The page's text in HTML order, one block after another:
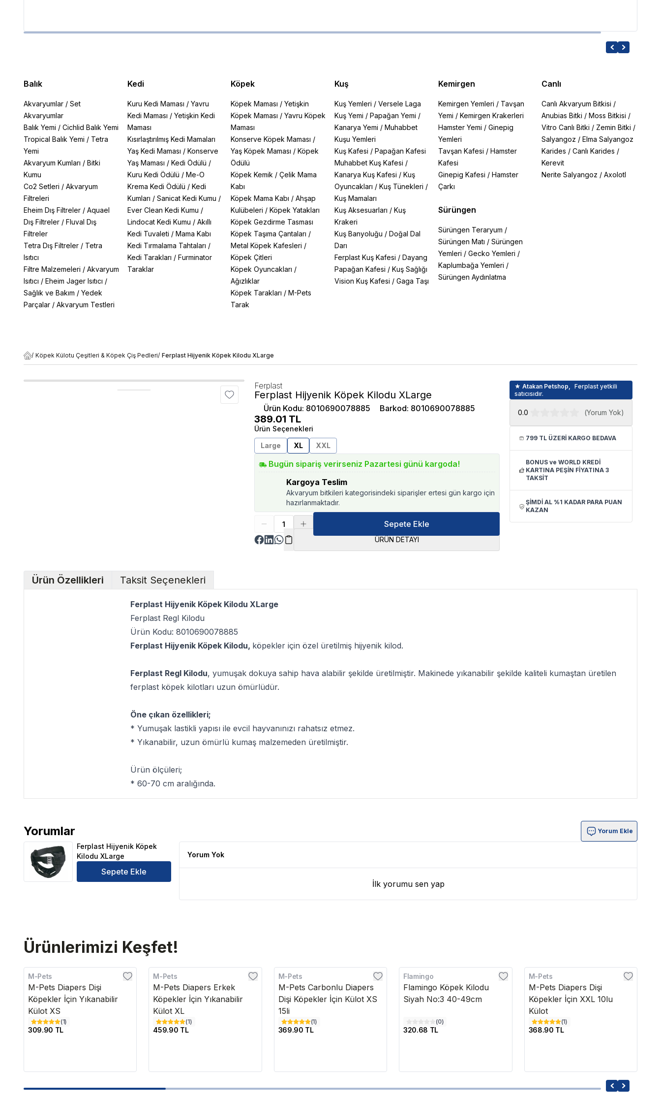
Balık
Akvaryumlar / Set
Akvaryumlar
Balık Yemi / Cichlid Balık Yemi
Tropical Balık Yemi / Tetra
Yemi
Akvaryum Kumları / Bitki
Kumu
Co2 Setleri / Akvaryum
Filtreleri
Eheim Dış Filtreler / Aquael
Dış Filtreler / Fluval Dış
Filtreler
Tetra Dış Filtreler / Tetra
Isıtıcı
Filtre Malzemeleri / Akvaryum
Isıtıcı / Eheim Jager Isıtıcı /
Sağlık ve Bakım / Yedek
Parçalar / Akvaryum Testleri
Kedi
Kuru Kedi Maması / Yavru
Kedi Maması / Yetişkin Kedi
Maması
Kısırlaştırılmış Kedi Mamaları
Yaş Kedi Maması / Konserve
Yaş Maması / Kedi Ödülü /
Kuru Kedi Ödülü / Me-O
Krema Kedi Ödülü / Kedi
Kumları / Sanicat Kedi Kumu /
Ever Clean Kedi Kumu /
Lindocat Kedi Kumu / Akıllı
Kedi Tuvaleti / Mama Kabı
Kedi Tırmalama Tahtaları /
Kedi Tarakları / Furminator
Taraklar
Köpek
Köpek Maması /Yetişkin
Köpek Maması /Yavru Köpek
Maması
Konserve Köpek Maması /
Yaş Köpek Maması /Köpek
Ödülü
Köpek Kemik /Çelik Mama
Kabı
Köpek Mama Kabı /Ahşap
Kulübeleri /Köpek Yatakları
Köpek Gezdirme Tasması
Köpek Taşıma Çantaları /
Metal Köpek Kafesleri /
Köpek Çitleri
Köpek Oyuncakları /
Ağızlıklar
Köpek Tarakları /M-Pets
Tarak
Kuş
Kuş Yemleri / Versele Laga
Kuş Yemi / Papağan Yemi /
Kanarya Yemi / Muhabbet
Kuşu Yemleri
Kuş Kafesi / Papağan Kafesi
Muhabbet Kuş Kafesi /
Kanarya Kuş Kafesi / Kuş
Oyuncakları / Kuş Tünekleri /
Kuş Mamaları
Kuş Aksesuarları / Kuş
Krakeri
Kuş Banyoluğu / Doğal Dal
Darı
Ferplast Kuş Kafesi / Dayang
Papağan Kafesi / Kuş Sağlığı
Vision Kuş Kafesi / Gaga Taşı
Kemirgen
Kemirgen Yemleri / Tavşan
Yemi / Kemirgen Krakerleri
Hamster Yemi / Ginepig
Yemleri
Tavşan Kafesi / Hamster
Kafesi
Ginepig Kafesi / Hamster
Çarkı
Sürüngen
Sürüngen Teraryum /
Sürüngen Matı / Sürüngen
Yemleri / Gecko Yemleri /
Kaplumbağa Yemleri /
Sürüngen Aydınlatma
Canlı
Canlı Akvaryum Bitkisi /
Anubias Bitki /Moss Bitkisi /
Vitro Canlı Bitki / Zemin Bitki /
Salyangoz /Elma Salyangoz
Karides /Canlı Karides /
Kerevit
Nerite Salyangoz /Axolotl
/ Köpek Külotu Çeşitleri & Köpek Çiş Pedleri/ Ferplast Hijyenik Köpek Kilodu XLarge
Ferplast
Ferplast Hijyenik Köpek Kilodu XLarge
Ürün Kodu: 8010690078885 Barkod: 8010690078885
389.01 TL
Ürün Seçenekleri
Large
XL XXL
Bugün sipariş verirseniz Pazartesi günü kargoda!
Kargoya Teslim
Akvaryum bitkileri kategorisindeki siparişler ertesi gün kargo için
hazırlanmaktadır.
Sepete Ekle
ÜRÜN DETAYI
★ Atakan Petshop,
Ferplast yetkili
satıcısıdır.
0.0 (Yorum Yok)
799 TL ÜZERİ KARGO BEDAVA
BONUS ve WORLD KREDİ
KARTINA PEŞİN FİYATINA 3
TAKSİT
ŞİMDİ AL %1 KADAR PARA PUAN
KAZAN
Ürün Özellikleri Taksit Seçenekleri
Ferplast Hijyenik Köpek Kilodu XLarge
Ferplast Regl Kilodu
Ürün Kodu: 8010690078885
Ferplast Hijyenik Köpek Kilodu, köpekler için özel üretilmiş hijyenik kilod.
Ferplast Regl Kilodu, yumuşak dokuya sahip hava alabilir şekilde üretilmiştir. Makinede yıkanabilir şekilde kaliteli kumaştan üretilen
ferplast köpek kilotları uzun ömürlüdür.
Öne çıkan özellikleri;
* Yumuşak lastikli yapısı ile evcil hayvanınızı rahatsız etmez.
* Yıkanabilir, uzun ömürlü kumaş malzemeden üretilmiştir.
Ürün ölçüleri;
* 60-70 cm aralığında.
Yorumlar
Ferplast Hijyenik Köpek Kilodu XLarge Ürün Yorumları
Yorum Ekle
Ferplast Hijyenik Köpek
Kilodu XLarge
Sepete Ekle
Yorum Yok
İlk yorumu sen yap
Ürünlerimizi Keşfet!
M-Pets
M-Pets Diapers Dişi
Köpekler İçin Yıkanabilir
Külot XS
(1)
309.90 TL
M-Pets
M-Pets Diapers Erkek
Köpekler İçin Yıkanabilir
Külot XL
(1)
459.90 TL
M-Pets
M-Pets Carbonlu Diapers
Dişi Köpekler İçin Külot XS
15li
(1)
369.90 TL
Flamingo
Flamingo Köpek Kilodu
Siyah No:3 40-49cm
(0)
320.68 TL
M-Pets
M-Pets Diapers Dişi
Köpekler İçin XXL 10lu
Külot
(1)
368.90 TL